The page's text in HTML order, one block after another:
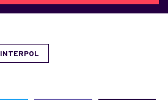
INTERPOL